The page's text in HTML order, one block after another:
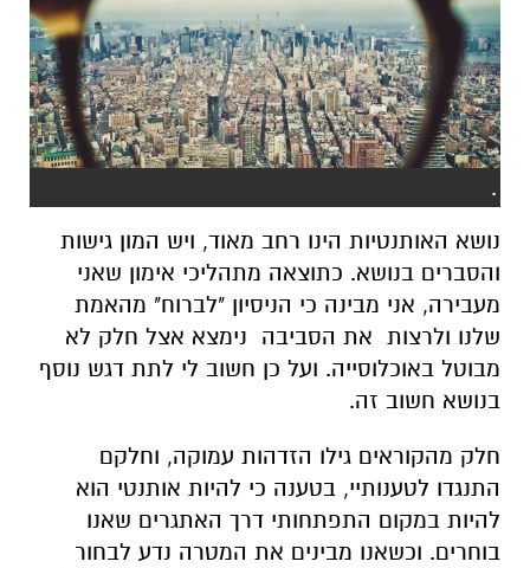
.
נושא האותנטיות הינו רחב מאוד, ויש המון גישות
והסברים בנושא. כתוצאה מתהליכי אימון שאני
מעבירה, אני מבינה כי הניסיון "לברוח" מהאמת
שלנו ולרצות את הסביבה נימצא אצל חלק לא
מבוטל באוכלוסייה. ועל כן חשוב לי לתת דגש נוסף
בנושא חשוב זה.
חלק מהקוראים גילו הזדהות עמוקה, וחלקם
התנגדו לטענותיי, בטענה כי להיות אותנטי הוא
להיות במקום התפתחותי דרך האתגרים שאנו
בוחרים. וכשאנו מבינים את המטרה נדע לבחור